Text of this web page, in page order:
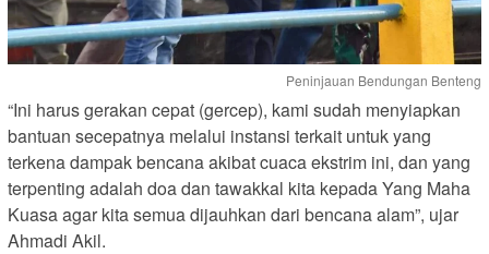
Peninjauan Bendungan Benteng
“Ini harus gerakan cepat (gercep), kami sudah menyiapkan
bantuan secepatnya melalui instansi terkait untuk yang
terkena dampak bencana akibat cuaca ekstrim ini, dan yang
terpenting adalah doa dan tawakkal kita kepada Yang Maha
Kuasa agar kita semua dijauhkan dari bencana alam”, ujar
Ahmadi Akil.